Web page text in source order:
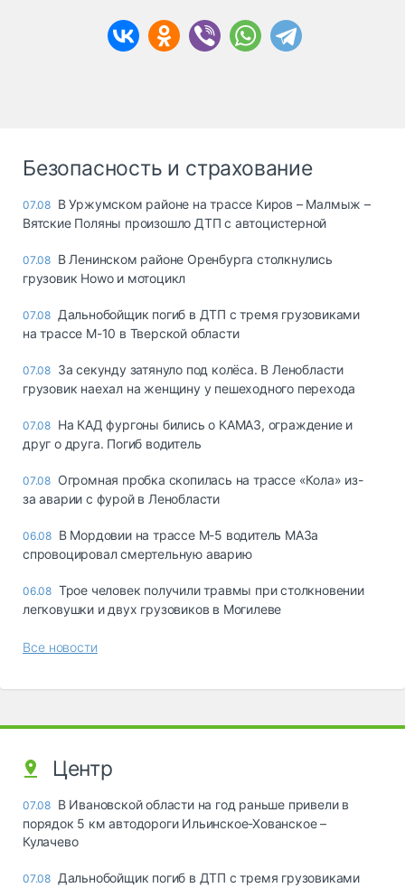
Безопасность и страхование
07.08 В Уржумском районе на трассе Киров – Малмыж –
Вятские Поляны произошло ДТП с автоцистерной
07.08 В Ленинском районе Оренбурга столкнулись
грузовик Howo и мотоцикл
07.08 Дальнобойщик погиб в ДТП с тремя грузовиками
на трассе М-10 в Тверской области
07.08 За секунду затянуло под колёса. В Ленобласти
грузовик наехал на женщину у пешеходного перехода
07.08 На КАД фургоны бились о КАМАЗ, ограждение и
друг о друга. Погиб водитель
07.08 Огромная пробка скопилась на трассе «Кола» из-
за аварии с фурой в Ленобласти
06.08 В Мордовии на трассе М-5 водитель МАЗа
спровоцировал смертельную аварию
06.08 Трое человек получили травмы при столкновении
легковушки и двух грузовиков в Могилеве
Все новости
Центр
07.08 В Ивановской области на год раньше привели в
порядок 5 км автодороги Ильинское-Хованское –
Кулачево
07.08 Дальнобойщик погиб в ДТП с тремя грузовиками